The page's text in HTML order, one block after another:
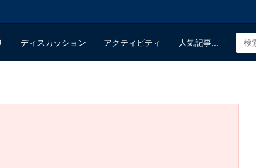
ディスカッション アクティビティ 人気記事...